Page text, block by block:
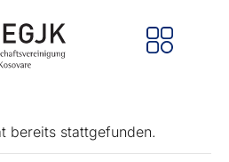
bereits stattgefunden.